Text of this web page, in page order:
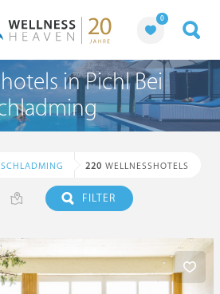
0
in Pichl Bei
220 WELLNESSHOTELS
FILTER